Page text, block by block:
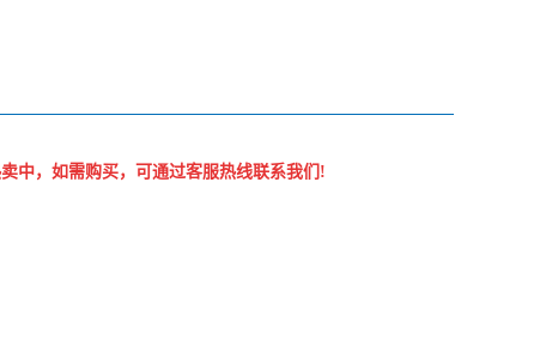
中，如需购买，可通过客服热线联系我们!